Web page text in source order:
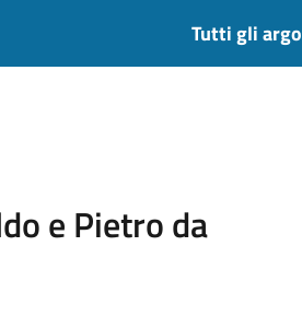
Tutti gli
e Pietro da